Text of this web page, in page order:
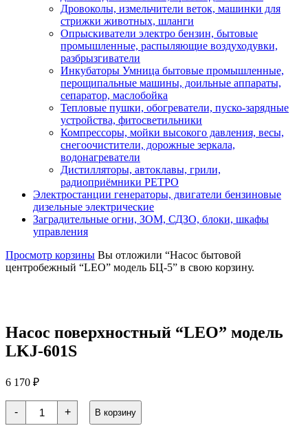
Дровоколы, измельчители веток, машинки для
стрижки животных, шланги
Опрыскиватели электро бензин, бытовые
промышленные, распыляющие воздуходувки,
разбрызгиватели
Инкубаторы Умница бытовые промышленные,
перощипальные машины, доильные аппараты,
сепаратор, маслобойка
Тепловые пушки, обогреватели, пуско-зарядные
устройства, фитосветильники
Компрессоры, мойки высокого давления, весы,
снегоочистители, дорожные зеркала,
водонагреватели
Дистилляторы, автоклавы, грили,
радиоприёмники РЕТРО
Электростанции генераторы, двигатели бензиновые
дизельные электрические
Заградительные огни, ЗОМ, СДЗО, блоки, шкафы
управления
Просмотр корзины Вы отложили “Насос бытовой
центробежный “LEO” модель БЦ-5” в свою корзину.
Насос поверхностный “LEO” модель
LKJ-601S
6 170 ₽
-
Количество
товара
Насос
+ В корзину